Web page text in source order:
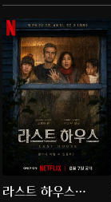
라스트 하우스